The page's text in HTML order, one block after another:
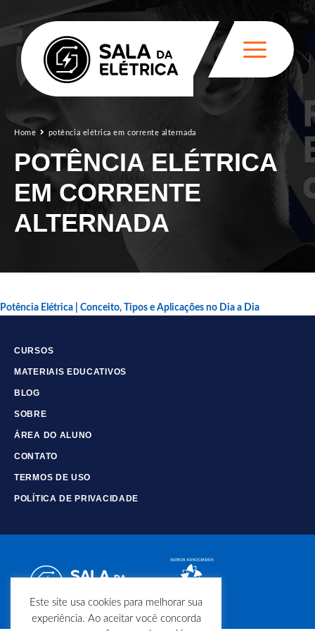
Home potência elétrica em corrente alternada
POTÊNCIA ELÉTRICA
EM CORRENTE
ALTERNADA
Potência Elétrica | Conceito, Tipos e Aplicações no Dia a Dia
CURSOS
MATERIAIS EDUCATIVOS
BLOG
SOBRE
ÁREA DO ALUNO
CONTATO
TERMOS DE USO
POLÍTICA DE PRIVACIDADE
Este site usa cookies para melhorar sua
experiência. Ao aceitar você concorda